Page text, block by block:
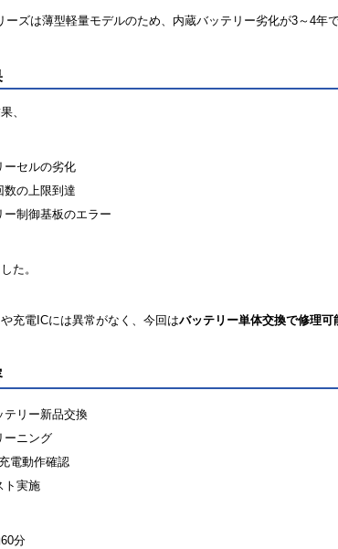
ーズは薄型軽量モデルのため、内蔵バッテリー劣化が3～4年
、
ーセルの劣化
数の上限到達
ー制御基板のエラー
た。
充電ICには異常がなく、今回はバッテリー単体交換で修理可
テリー新品交換
ーニング
電動作確認
ト実施
分